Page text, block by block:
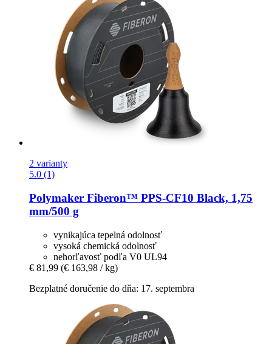
2 varianty
5.0 (1)
Polymaker Fiberon™ PPS-​CF10 Black, 1,75
mm/500 g
vynikajúca tepelná odolnosť
vysoká chemická odolnosť
nehorľavosť podľa V0 UL94
€ 81,99 (€ 163,98 / kg)
Bezplatné doručenie do dňa: 17. septembra